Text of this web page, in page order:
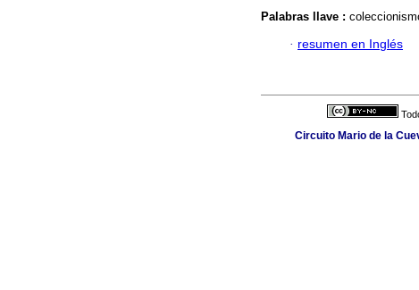
Palabras llave :
· resumen en Inglés
Circuito Mario de la